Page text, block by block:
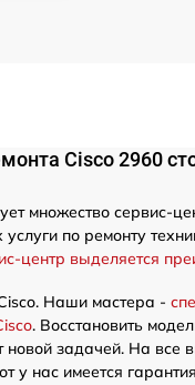
Cisco 2960
множество сервис-
по ремонту
центр выделяется
Наши мастера -
. Восстановить
новой задачей. На все
у нас имеется